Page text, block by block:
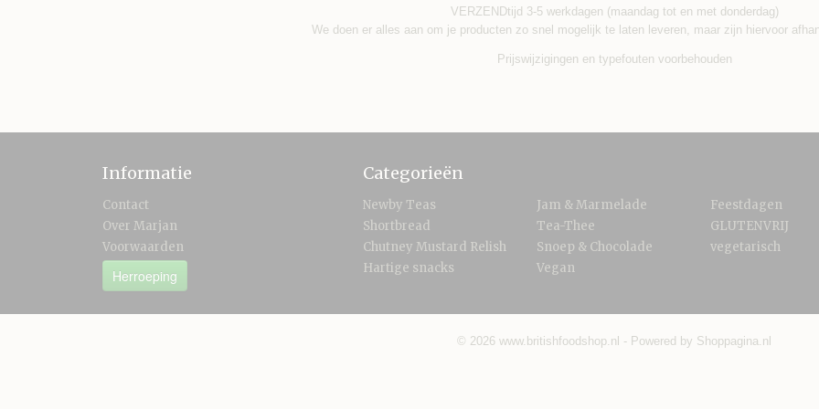
VERZENDtijd 3-5 werkdagen (maandag tot en met donderdag)
We doen er alles aan om je producten zo snel mogelijk te laten leveren, maar zijn hiervoor
Prijswijzigingen en typefouten voorbehouden
Informatie
Contact
Over Marjan
Voorwaarden
Herroeping
Categorieën
Newby Teas
Shortbread
Chutney Mustard Relish
Hartige snacks
Jam & Marmelade
Tea-Thee
Snoep & Chocolade
Vegan
Feestdagen
GLUTENVRIJ
vegetarisch
© 2026 www.britishfoodshop.nl - Powered by Shoppagina.nl